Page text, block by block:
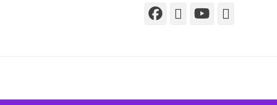
Facebook
E-
YouTube